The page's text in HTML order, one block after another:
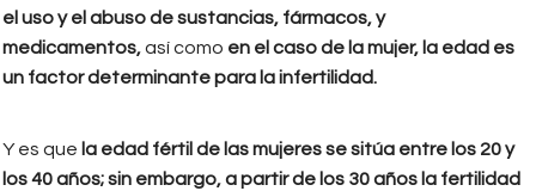
el uso y el abuso de sustancias, fármacos, y
medicamentos,así como en el caso de la mujer, la edad es
un factor determinante para la infertilidad.
Y es que la edad fértil de las mujeres se sitúa entre los 20 y
los 40 años; sin embargo, a partir de los 30 años la fertilidad